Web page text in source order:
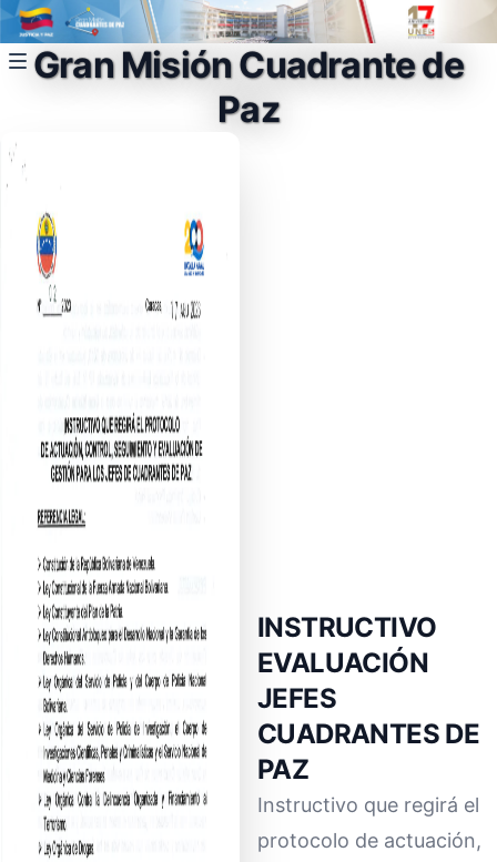
Gran Misión Cuadrante de
Paz
INSTRUCTIVO
EVALUACIÓN
JEFES
CUADRANTES DE
PAZ
Instructivo que regirá el
protocolo de actuación,